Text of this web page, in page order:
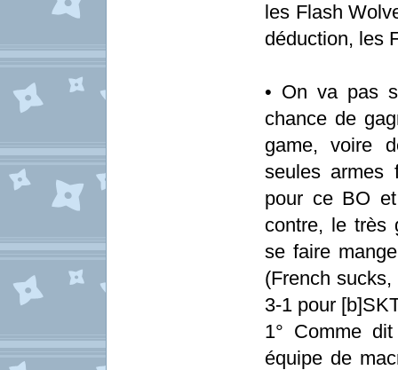
les Flash
déduction, les
• On va pas
chance de
game, voire
seules armes
pour ce BO
contre, le très
se faire
(French
3-1 pour
1° Comme
équipe de